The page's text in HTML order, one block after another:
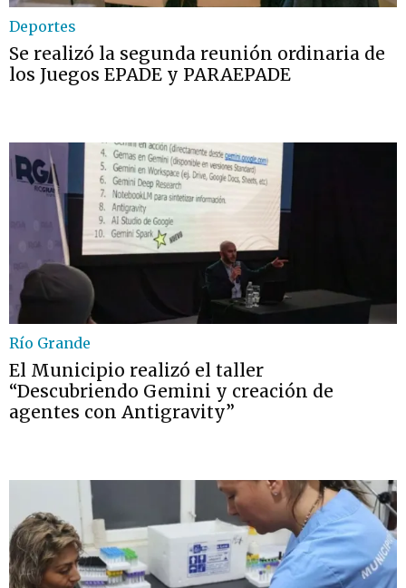
Deportes
Se realizó la segunda reunión ordinaria de
los Juegos EPADE y PARAEPADE
Río Grande
El Municipio realizó el taller
“Descubriendo Gemini y creación de
agentes con Antigravity”